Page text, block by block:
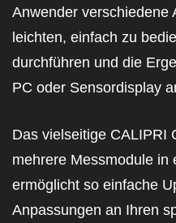
Anwender verschiedene
leichten, einfach zu
durchführen und die
PC oder Sensordisplay
Das vielseitige CALIPRI
mehrere Messmodule in
ermöglicht so einfache
Anpassungen an Ihren